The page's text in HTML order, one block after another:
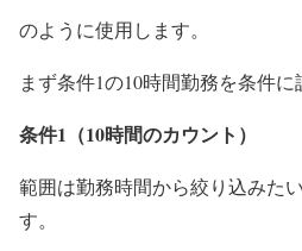
のように使用します。
まず条件1の10時間勤務を条件に
条件1（10時間のカウント）
範囲は勤務時間から絞り込みたい
す。